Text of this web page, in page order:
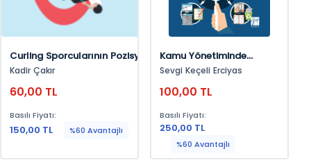
Curling Sporcularının Pozisyonlarına
Göre Psikolojik Beceri Ve Kişilik
Kadir Çakır
60,00 TL
Basılı Fiyatı:
150,00 TL %60 Avantajlı
Kamu Yönetiminde
Reform Ve Kurumsal
Başkanlığı Örneği
Sevgi Keçeli Erciyas
100,00 TL
Basılı Fiyatı:
250,00 TL
%60 Avantajlı